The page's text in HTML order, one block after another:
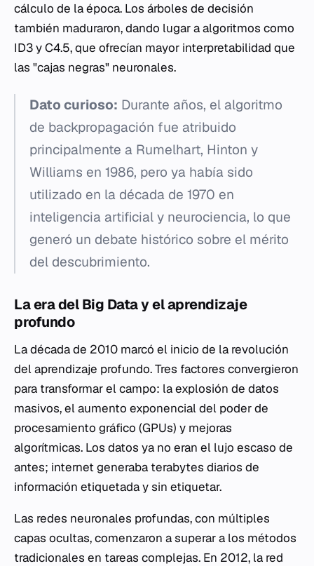
cálculo de la época. Los árboles de decisión
también maduraron, dando lugar a algoritmos como
ID3 y C4.5, que ofrecían mayor interpretabilidad que
las "cajas negras" neuronales.
Dato curioso: Durante años, el algoritmo
de backpropagación fue atribuido
principalmente a Rumelhart, Hinton y
Williams en 1986, pero ya había sido
utilizado en la década de 1970 en
inteligencia artificial y neurociencia, lo que
generó un debate histórico sobre el mérito
del descubrimiento.
La era del Big Data y el aprendizaje
profundo
La década de 2010 marcó el inicio de la revolución
del aprendizaje profundo. Tres factores convergieron
para transformar el campo: la explosión de datos
masivos, el aumento exponencial del poder de
procesamiento gráfico (GPUs) y mejoras
algorítmicas. Los datos ya no eran el lujo escaso de
antes; internet generaba terabytes diarios de
información etiquetada y sin etiquetar.
Las redes neuronales profundas, con múltiples
capas ocultas, comenzaron a superar a los métodos
tradicionales en tareas complejas. En 2012, la red